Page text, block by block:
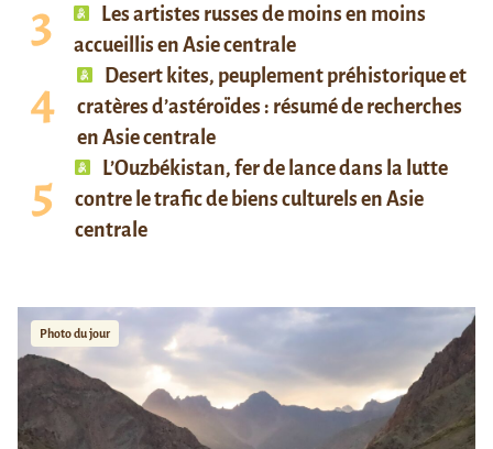
Les artistes russes de moins en moins
accueillis en Asie centrale
Desert kites, peuplement préhistorique et
cratères d’astéroïdes : résumé de recherches
en Asie centrale
L’Ouzbékistan, fer de lance dans la lutte
contre le trafic de biens culturels en Asie
centrale
Photo du jour